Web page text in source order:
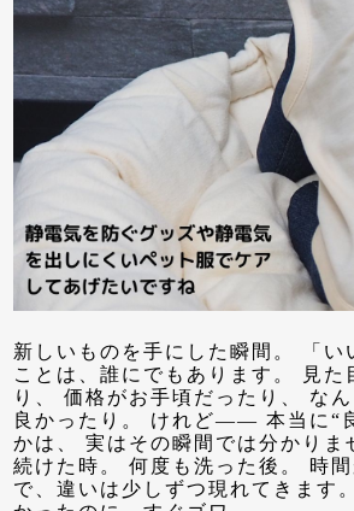
新しいものを手にした瞬間。 「い
ことは、誰にでもあります。 見た
り、 価格がお手頃だったり、 な
良かったり。 けれど—— 本当に“
かは、 実はその瞬間では分かりま
続けた時。 何度も洗った後。 時
で、違いは少しずつ現れてきます